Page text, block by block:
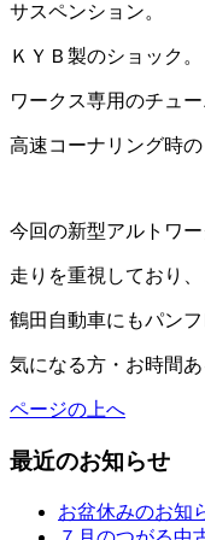
サスペンション。
ＫＹＢ製のショック。
ワークス専用のチュ
高速コーナリング時
今回の新型アルトワー
走りを重視しており
鶴田自動車にもパン
気になる方・お時間
ページの上へ
最近のお知らせ
お盆休みのお知